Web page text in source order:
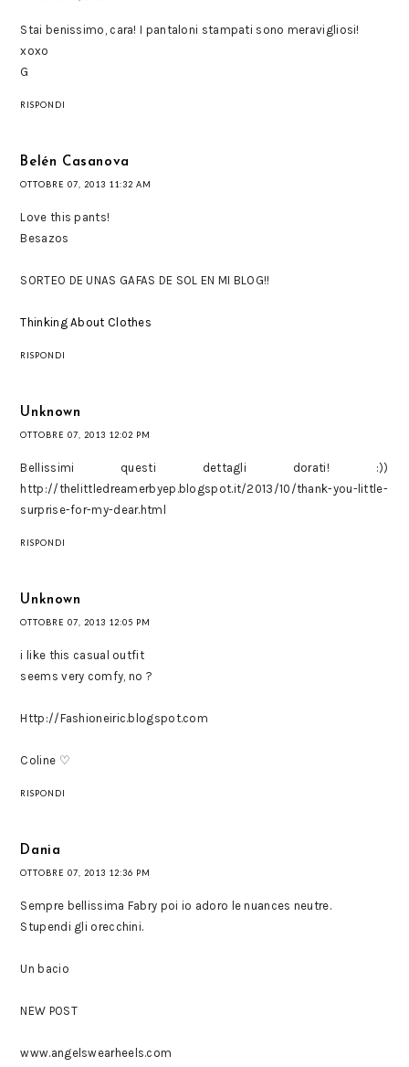
Stai benissimo, cara! I pantaloni stampati sono meravigliosi!
xoxo
G
RISPONDI
Belén Casanova
OTTOBRE 07, 2013 11:32 AM
Love this pants!
Besazos
SORTEO DE UNAS GAFAS DE SOL EN MI BLOG!!
Thinking About Clothes
RISPONDI
Unknown
OTTOBRE 07, 2013 12:02 PM
Bellissimi questi dettagli dorati! :))
http://thelittledreamerbyep.blogspot.it/2013/10/thank-you-little-
surprise-for-my-dear.html
RISPONDI
Unknown
OTTOBRE 07, 2013 12:05 PM
i like this casual outfit
seems very comfy, no ?
Http://Fashioneiric.blogspot.com
Coline ♡
RISPONDI
Dania
OTTOBRE 07, 2013 12:36 PM
Sempre bellissima Fabry poi io adoro le nuances neutre.
Stupendi gli orecchini.
Un bacio
NEW POST
www.angelswearheels.com